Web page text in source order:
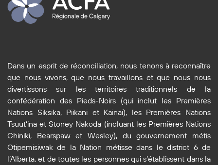
Dans un esprit de réconciliation, nous tenons à reconnaître
que nous vivons, que nous travaillons et que nous nous
divertissons sur les territoires traditionnels de la
confédération des Pieds-Noirs (qui inclut les Premières
Nations Siksika, Piikani et Kainai), les Premières Nations
Tsuut’ina et Stoney Nakoda (incluant les Premières Nations
Chiniki, Bearspaw et Wesley), du gouvernement métis
Otipemisiwak de la Nation métisse dans le district 6 de
l’Alberta, et de toutes les personnes qui s’établissent dans la